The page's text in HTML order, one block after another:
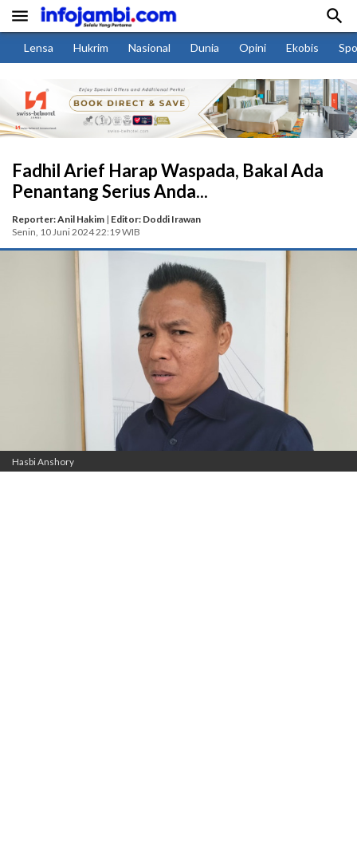
 
Lensa Hukrim Nasional Dunia Opini Ekobis
Fadhil Arief Harap Waspada, Bakal Ada
Penantang Serius Anda...
Reporter: Anil Hakim | Editor: Doddi Irawan
Senin, 10 Juni 2024 22:19 WIB
Hasbi Anshory